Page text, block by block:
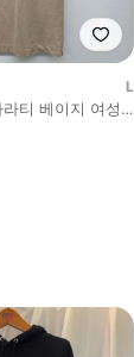
L
티 베이지 여성